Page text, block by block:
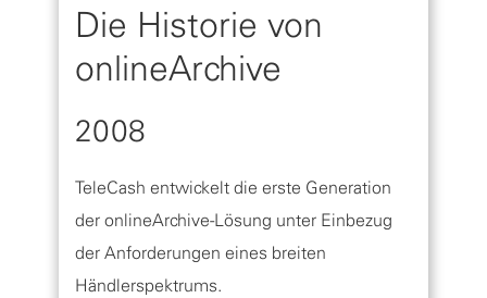
Die Historie von
onlineArchive
2008
TeleCash entwickelt die erste Generation
der onlineArchive-Lösung unter Einbezug
der Anforderungen eines breiten
Händlerspektrums.